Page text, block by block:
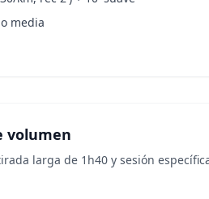
media
volumen
larga de 1h40 y sesión